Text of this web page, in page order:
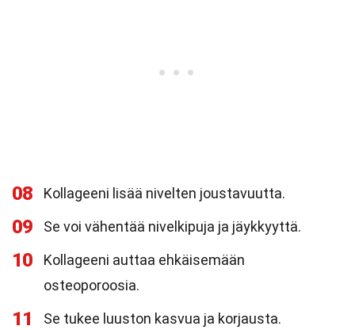
08 Kollageeni lisää nivelten joustavuutta.
09 Se voi vähentää nivelkipuja ja jäykkyyttä.
10
Kollageeni auttaa ehkäisemään
osteoporoosia.
11 Se tukee luuston kasvua ja korjausta.